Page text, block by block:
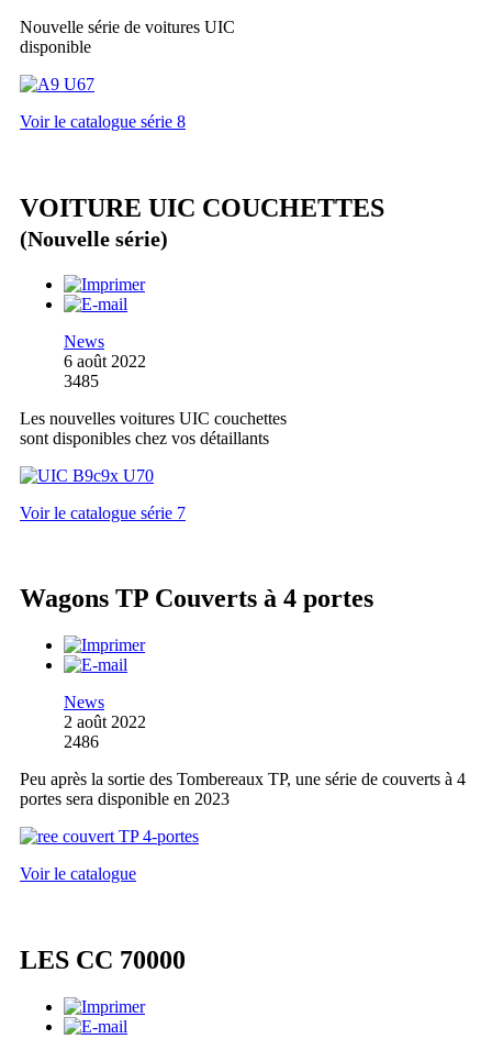
Nouvelle série de voitures UIC
disponible
Voir le catalogue série 8
VOITURE UIC COUCHETTES
(Nouvelle série)
News
6 août 2022
3485
Les nouvelles voitures UIC couchettes
sont disponibles chez vos détaillants
Voir le catalogue série 7
Wagons TP Couverts à 4 portes
News
2 août 2022
2486
Peu après la sortie des Tombereaux TP, une série de couverts à 4
portes sera disponible en 2023
Voir le catalogue
LES CC 70000